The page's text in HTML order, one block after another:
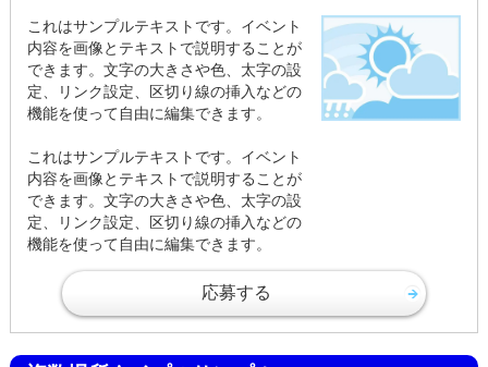
これはサンプルテキストです。イベント
内容を画像とテキストで説明することが
できます。文字の大きさや色、太字の設
定、リンク設定、区切り線の挿入などの
機能を使って自由に編集できます。
これはサンプルテキストです。イベント
内容を画像とテキストで説明することが
できます。文字の大きさや色、太字の設
定、リンク設定、区切り線の挿入などの
機能を使って自由に編集できます。
応募する